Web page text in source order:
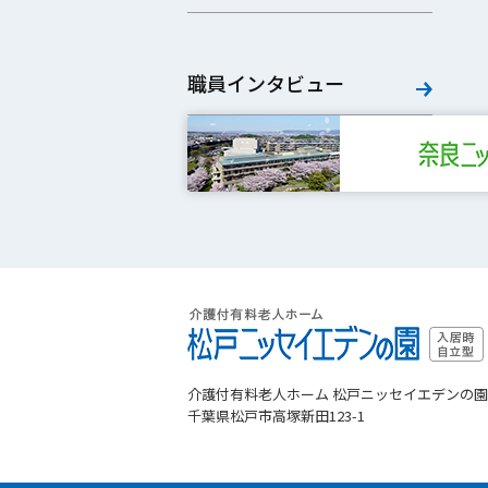
職員インタビュー
介護付有料老人ホーム 松戸ニッセイエデンの園
千葉県松戸市高塚新田123-1